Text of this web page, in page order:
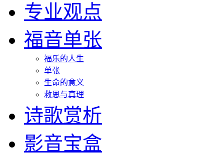
专业观点
福音单张
福乐的人生
单张
生命的意义
救恩与真理
诗歌赏析
影音宝盒